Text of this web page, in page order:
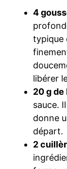
4
typique
libérer
20 g de
sauce.
donne
départ.
2